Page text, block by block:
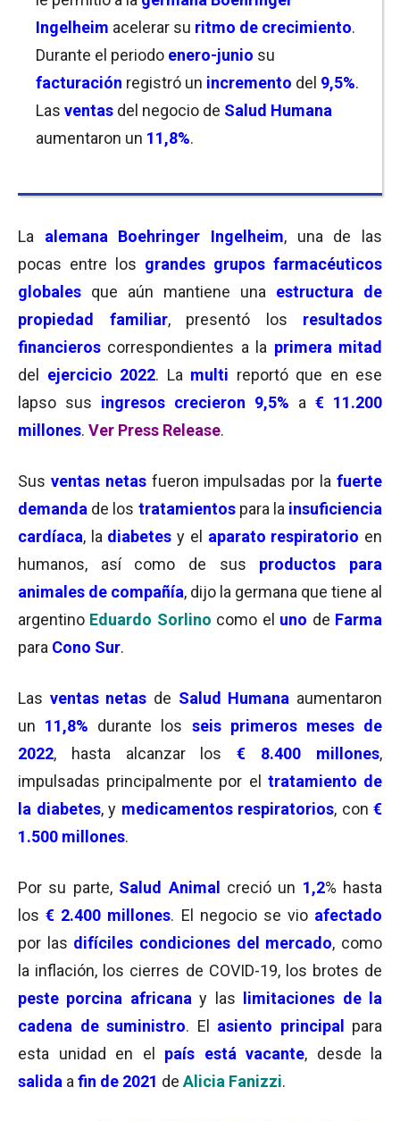
Ingelheim acelerar su ritmo de crecimiento.
Durante el periodo enero-junio su
facturación registró un incremento del 9,5%.
Las ventas del negocio de Salud Humana
aumentaron un 11,8%.
La alemana Boehringer Ingelheim, una de las
pocas entre los grandes grupos farmacéuticos
globales que aún mantiene una estructura de
propiedad familiar, presentó los resultados
financieros correspondientes a la primera mitad
del ejercicio 2022. La multi reportó que en ese
lapso sus ingresos crecieron 9,5% a € 11.200
millones. Ver Press Release.
Sus ventas netasfueron impulsadas por la fuerte
demanda de los tratamientos para la insuficiencia
cardíaca, la diabetes y el aparato respiratorio en
humanos, así como de sus productos para
animales de compañía, dijo la germana que tiene al
argentino Eduardo Sorlino como el uno de Farma
para Cono Sur.
Las ventas netas de Salud Humana aumentaron
un 11,8% durante los seis primeros meses de
2022, hasta alcanzar los€ 8.400 millones,
impulsadas principalmente por el tratamiento de
la diabetes, y medicamentos respiratorios, con €
1.500 millones.
Por su parte,Salud Animal creció un 1,2% hasta
los€ 2.400 millones. El negocio se vio afectado
por las difíciles condiciones del mercado, como
la inflación, los cierres de COVID-19, los brotes de
peste porcina africana y las
limitaciones de la
cadena de suministro. El asiento principal
para
esta unidad en el
país está vacante, desde la
salida a fin de 2021 de Alicia Fanizzi.